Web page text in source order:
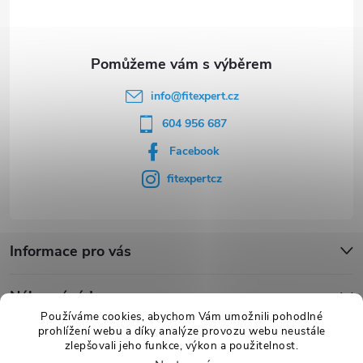
Používáme cookies, abychom Vám umožnili pohodlné
prohlížení webu a díky analýze provozu webu neustále
zlepšovali jeho funkce, výkon a použitelnost.
info@fitexpert.cz
604 956 687
Facebook
fitexpertcz
Informace pro vás
Nákupní rádce
Novinky